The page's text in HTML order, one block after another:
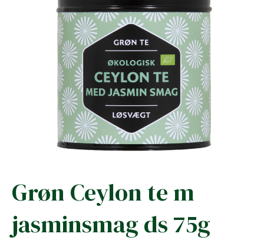
Grøn Ceylon te m
jasminsmag ds 75g